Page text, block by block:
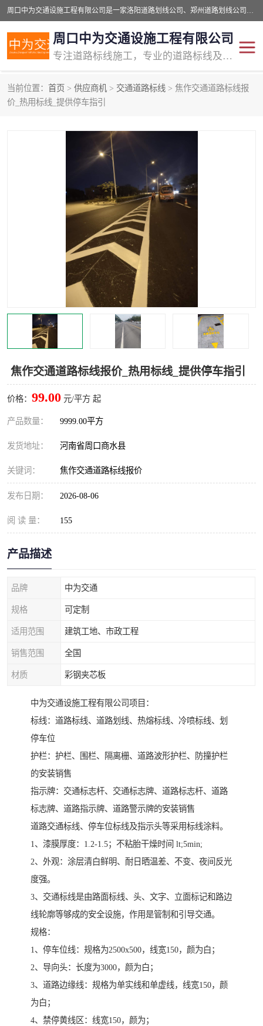
周口中为交通设施工程有限公司是一家洛阳道路划线公司、郑州道路划线公司、平顶山道路车位划线公司、开封车位划线公司、许昌道路车位划线公司、漯河道路车位划线公司，公司始终坚持“诚信、匠心、专注”的宗旨；我们的经营理念是：的服务。
周口中为交通设施工程有限公司
专注道路标线施工，专业的道路标线及交通设施施工服务商!
当前位置： 首页 > 供应商机 > 交通道路标线 > 焦作交通道路标线报
价_热用标线_提供停车指引
焦作交通道路标线报价_热用标线_提供停车指引
价格： 99.00 元/平方 起
产品数量： 9999.00平方
发货地址： 河南省周口商水县
关键词： 焦作交通道路标线报价
发布日期： 2026-08-06
阅 读 量： 155
产品描述
品牌 中为交通
规格 可定制
适用范围 建筑工地、市政工程
销售范围 全国
材质 彩钢夹芯板
中为交通设施工程有限公司项目：
标线：道路标线、道路划线、热熔标线、冷喷标线、划
停车位
护栏：护栏、围栏、隔离栅、道路波形护栏、防撞护栏
的安装销售
指示牌：交通标志杆、交通标志牌、道路标志杆、道路
标志牌、道路指示牌、道路警示牌的安装销售
道路交通标线、停车位标线及指示头等采用标线涂料。
1、漆膜厚度：1.2-1.5；不粘胎干燥时间 lt;5min;
2、外观：涂层清白鲜明、耐日晒温差、不变、夜间反光
度强。
3、交通标线是由路面标线、头、文字、立面标记和路边
线轮廓等够成的安全设施，作用是管制和引导交通。
规格：
1、停车位线：规格为2500x500，线宽150，颜为白；
2、导向头：长度为3000，颜为白；
3、道路边缘线：规格为单实线和单虚线，线宽150，颜
为白；
4、禁停黄线区：线宽150，颜为；
交通道路标线
道路标线划线 马路标线
道路划线